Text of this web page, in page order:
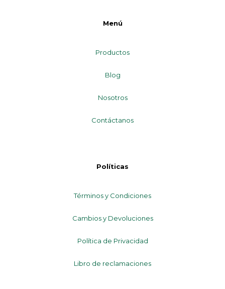
Menú
Productos
Blog
Nosotros
Contáctanos
Políticas
Términos y Condiciones
Cambios y Devoluciones
Política de Privacidad
Libro de reclamaciones